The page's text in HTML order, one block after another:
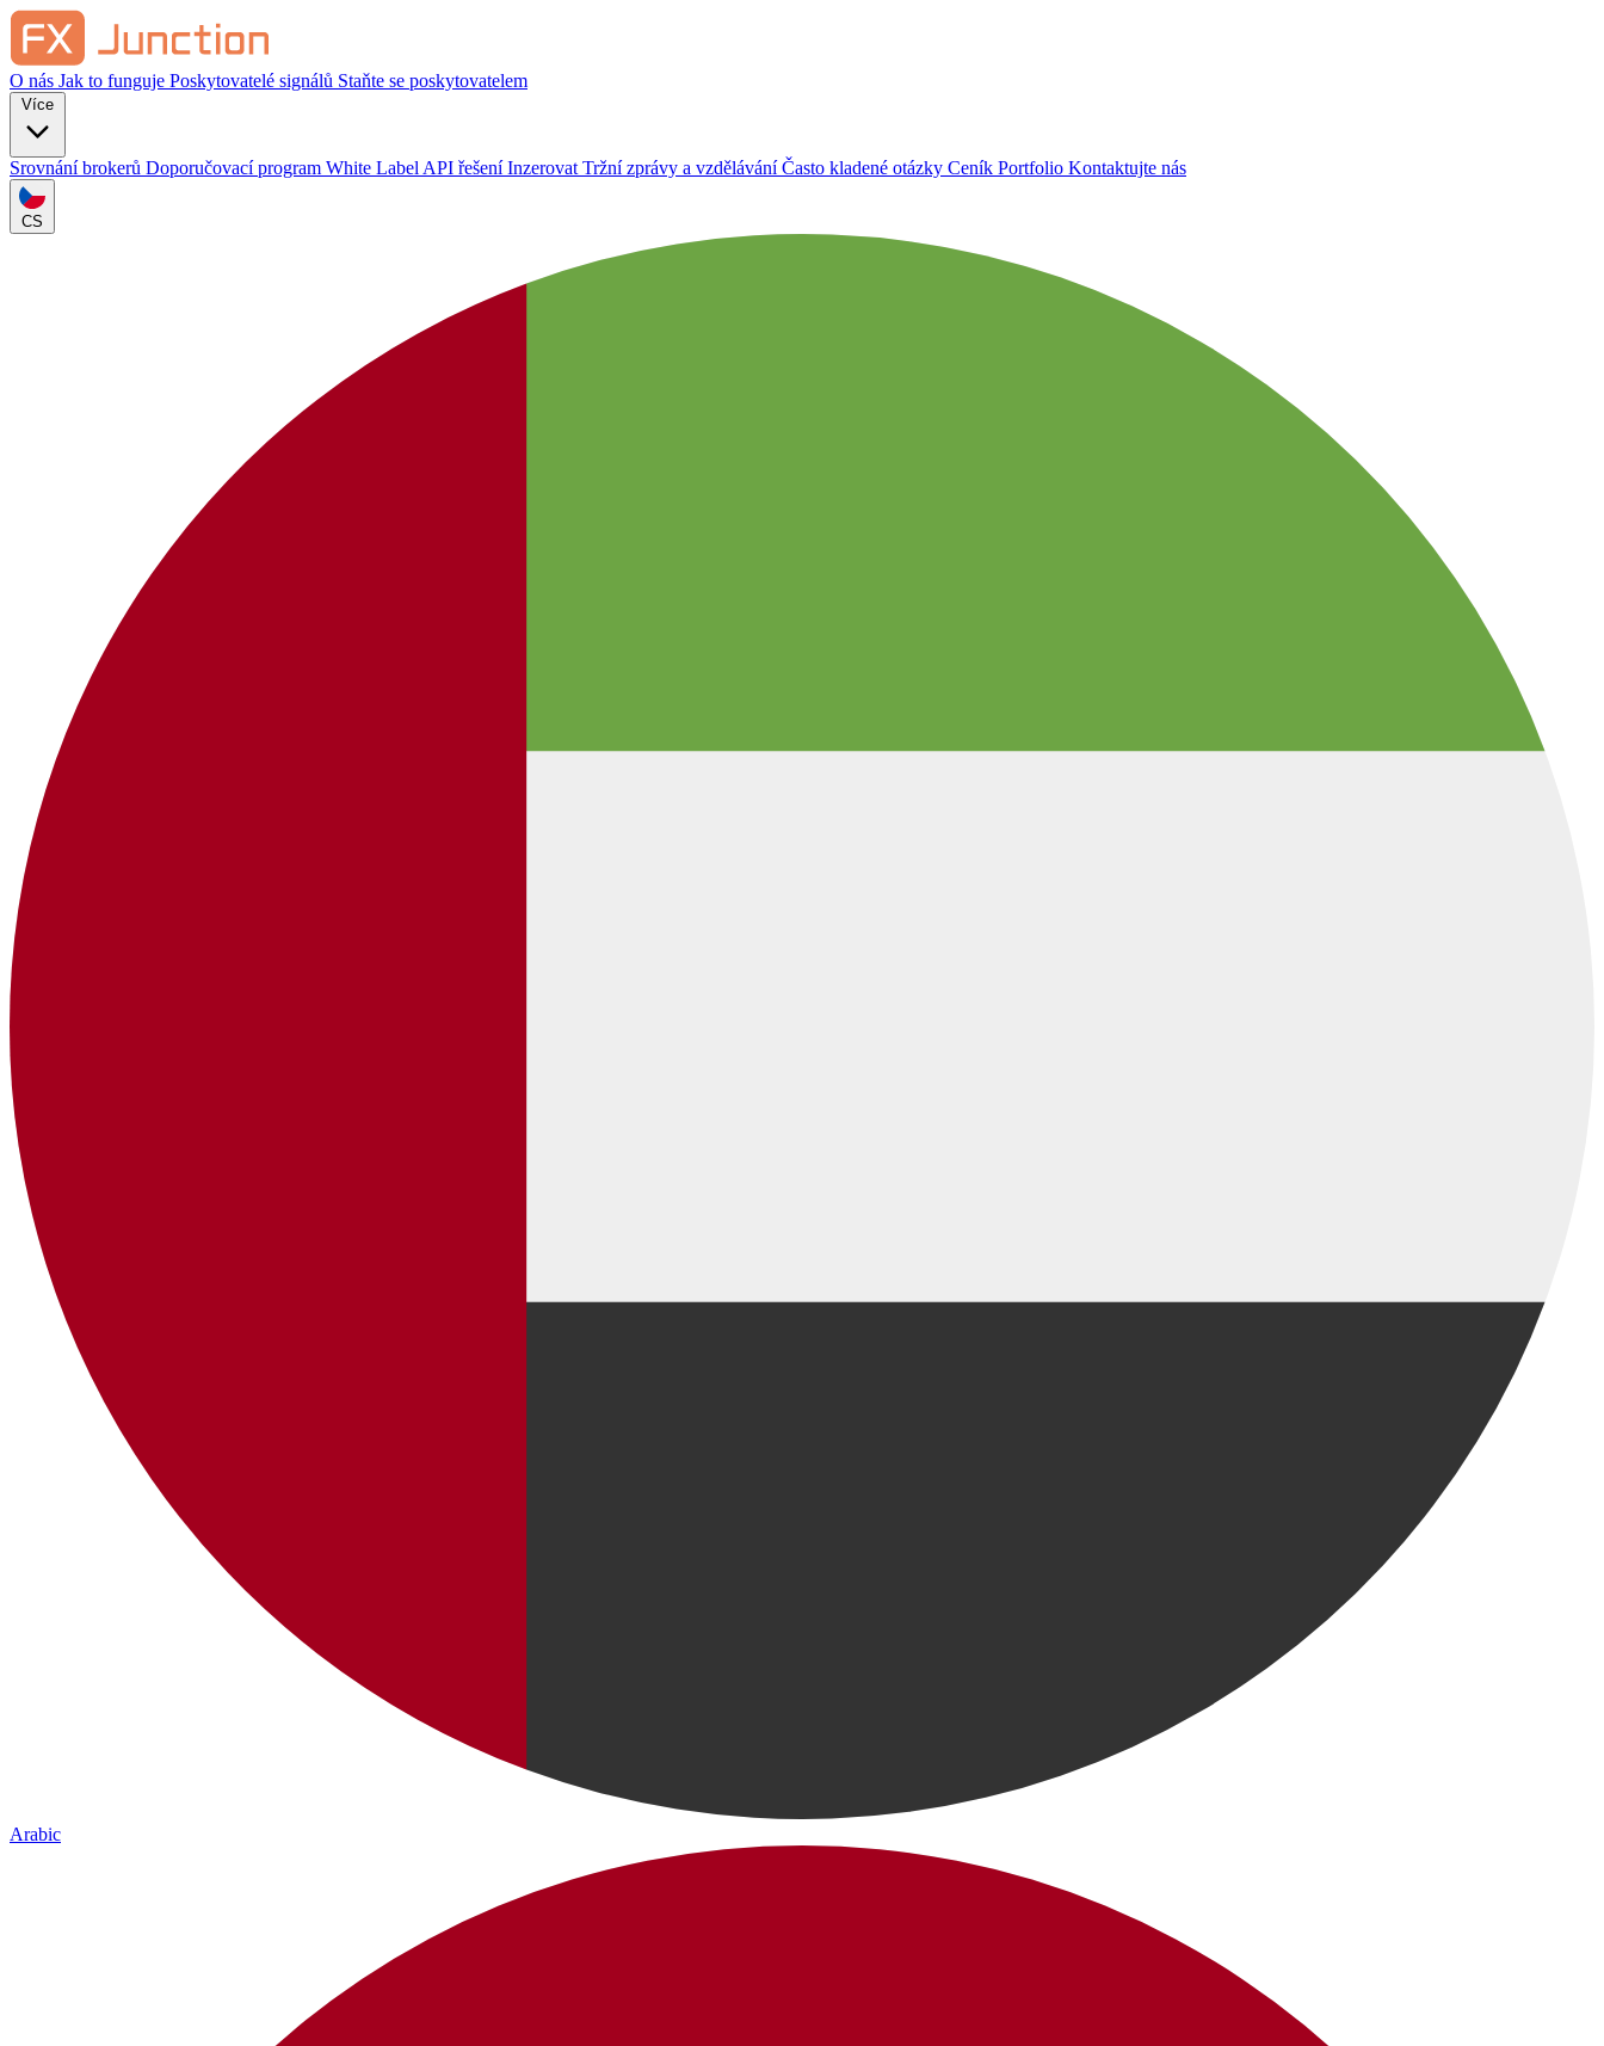
O nás Jak to funguje Poskytovatelé signálů Staňte se poskytovatelem
Srovnání brokerů Doporučovací program White Label API řešeníInzerovat Tržní zprávy a vzděláváníČasto kladené otázky Ceník Portfolio Kontaktujte nás
CS
Arabic